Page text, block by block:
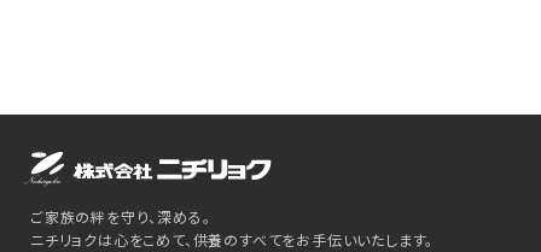
ご家族の絆を守り、深める。
ニチリョクは心をこめて、供養のすべてをお手伝いいたします。